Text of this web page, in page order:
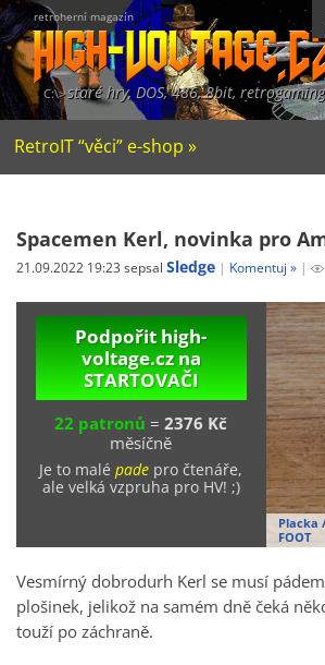
retroherní magazín
staré hry, DOS, 486, 8bit,
RetroIT “věci” e-shop »
Spacemen Kerl, novinka pro
21.09.2022 19:23 sepsal Sledge Komentuj »
Podpořit high-
voltage.cz na
STARTOVAČI
22 patronů =2376 Kč
měsíčně
Je to malépade pro čtenáře,
ale velká vzpruha pro HV! ;)
Placka
FOOT
Vesmírný dobrodurh Kerl se musí
plošinek, jelikož na samém dně čeká
touží po záchraně.